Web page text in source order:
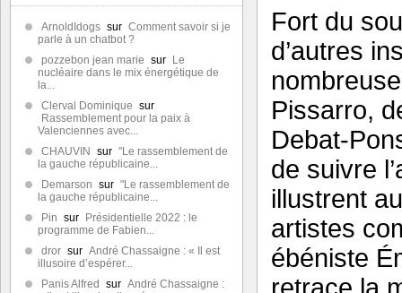
ArnoldIdogs sur Comment savoir si je
parle à un chatbot ?
pozzebon jean marie sur
Le
nucléaire dans le mix énergétique de
la...
Clerval Dominique sur
Rassemblement pour la paix à
Valenciennes avec...
CHAUVIN
sur "Le rassemblement de
la gauche républicaine...
Demarson sur "Le rassemblement de
la gauche républicaine...
Pin sur
Présidentielle 2022 : le
programme de Fabien...
dror sur André Chassaigne : « Il est
illusoire d’espérer...
Panis Alfred
sur André Chassaigne :
Fort du
d’autres
Pissarro,
Debat-
de suivre
illustrent
artistes
ébéniste